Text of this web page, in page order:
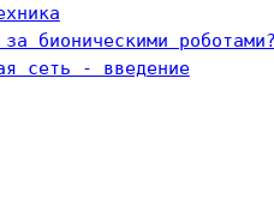
за бионическими роботами?
сеть - введение